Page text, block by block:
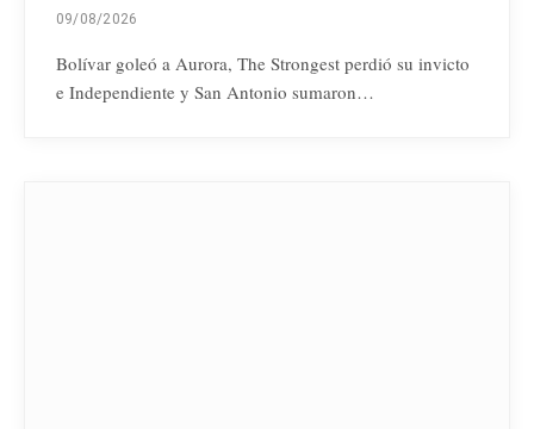
09/08/2026
Bolívar goleó a Aurora, The Strongest perdió su invicto
e Independiente y San Antonio sumaron…